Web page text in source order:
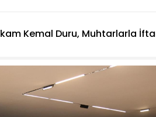
Kemal Duru, Muhtarlarla